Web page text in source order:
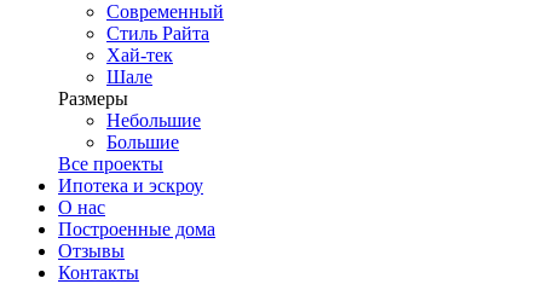
Современный
Стиль Райта
Хай-тек
Шале
Размеры
Небольшие
Большие
Все проекты
Ипотека и эскроу
О нас
Построенные дома
Отзывы
Контакты